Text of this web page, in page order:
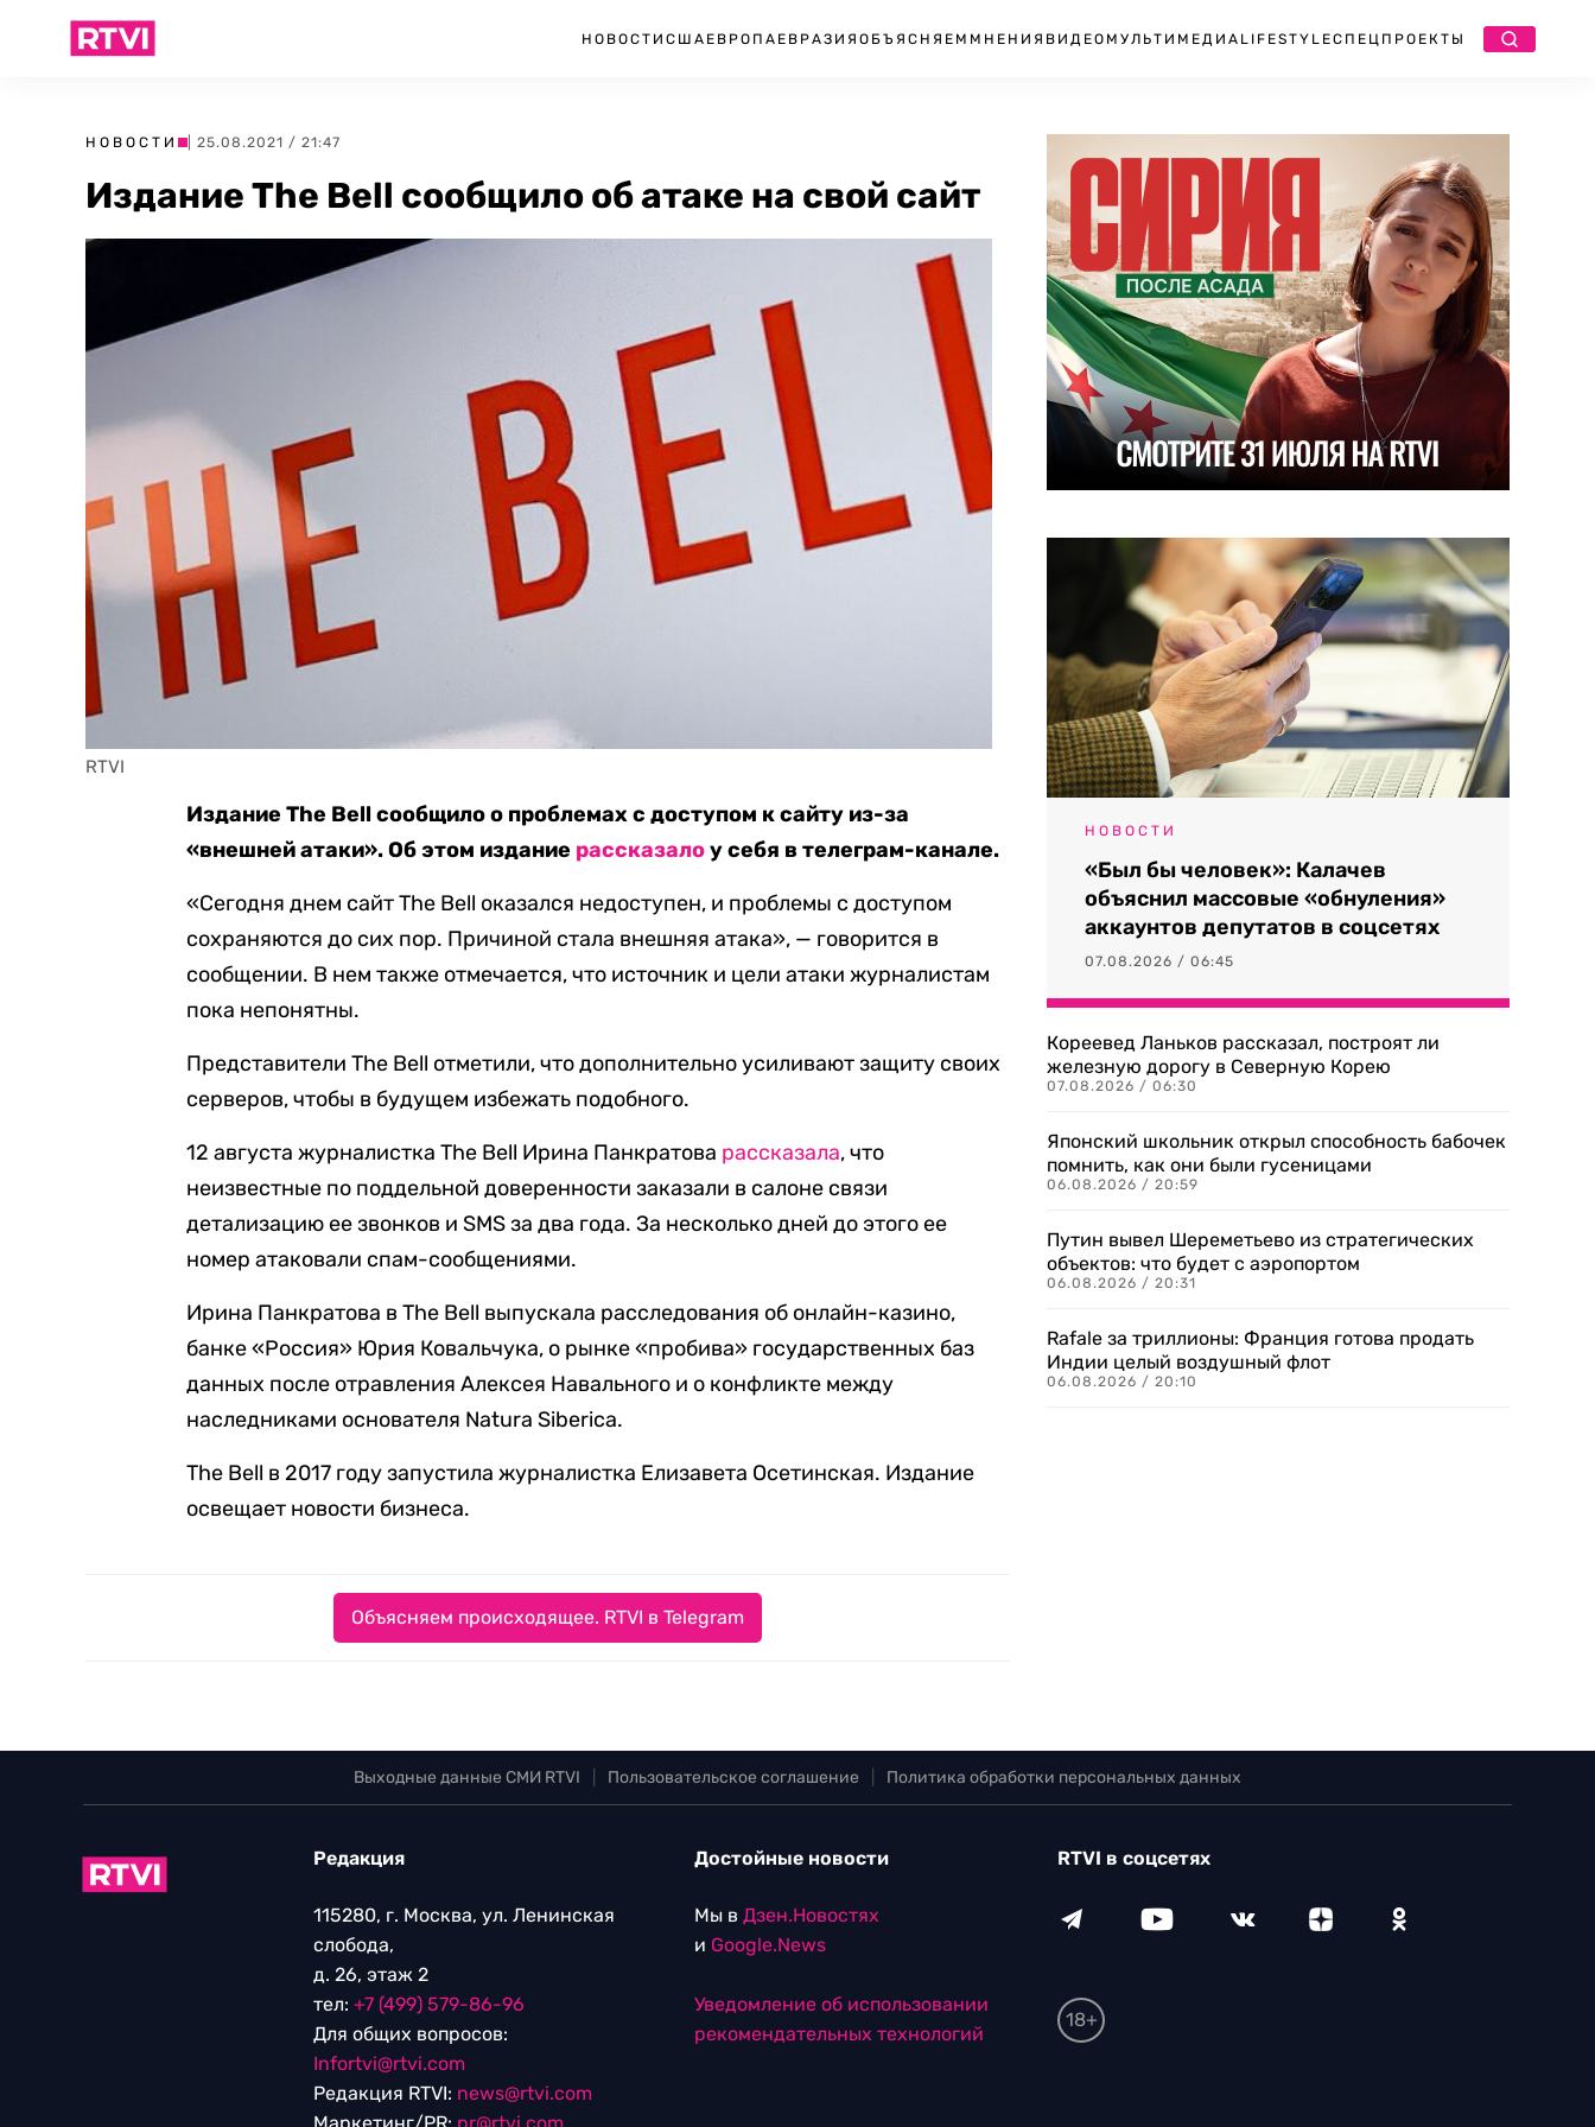
НОВОСТИ США ЕВРОПА ЕВРАЗИЯ ОБЪЯСНЯЕМ МНЕНИЯ ВИДЕО МУЛЬТИМЕДИА LIFESTYLEСПЕЦПРОЕКТЫ
НОВОСТИ | 25.08.2021 / 21:47
Издание The Bell сообщило об атаке на свой сайт
RTVI
Издание The Bell сообщило о проблемах с доступом к сайту из-за
«внешней атаки». Об этом издание рассказалоу себя в телеграм-канале.
«Сегодня днем сайт The Bell оказался недоступен, и проблемы с доступом
сохраняются до сих пор. Причиной стала внешняя атака», — говорится в
сообщении. В нем также отмечается, что источник и цели атаки журналистам
пока непонятны.
Представители The Bell отметили, что дополнительно усиливают защиту своих
серверов, чтобы в будущем избежать подобного.
12 августа журналистка The Bell Ирина Панкратова рассказала, что
неизвестные по поддельной доверенности заказали в салоне связи
детализацию ее звонков и SMS за два года. За несколько дней до этого ее
номер атаковали спам-сообщениями.
Ирина Панкратова в The Bell выпускала расследования об онлайн-казино,
банке «Россия» Юрия Ковальчука, о рынке «пробива» государственных баз
данных после отравления Алексея Навального и о конфликте между
наследниками основателя Natura Siberica.
The Bell в 2017 году запустила журналистка Елизавета Осетинская. Издание
освещает новости бизнеса.
Объясняем происходящее. RTVI в Telegram
НОВОСТИ
«Был бы человек»: Калачев
объяснил массовые «обнуления»
аккаунтов депутатов в соцсетях
07.08.2026 / 06:45
Кореевед Ланьков рассказал, построят ли
железную дорогу в Северную Корею
07.08.2026 / 06:30
Японский школьник открыл способность бабочек
помнить, как они были гусеницами
06.08.2026 / 20:59
Путин вывел Шереметьево из стратегических
объектов: что будет с аэропортом
06.08.2026 / 20:31
Rafale за триллионы: Франция готова продать
Индии целый воздушный флот
06.08.2026 / 20:10
Выходные данные СМИ RTVI Пользовательское соглашение Политика обработки персональных данных
Редакция
115280, г. Москва, ул. Ленинская
слобода,
д. 26, этаж 2
тел: +7 (499) 579-86-96
Для общих вопросов:
Infortvi@rtvi.com
Редакция RTVI: news@rtvi.com
Достойные новости
Мы в Дзен.Новостях
и Google.News
Уведомление об использовании
рекомендательных технологий
RTVI в соцсетях
18+